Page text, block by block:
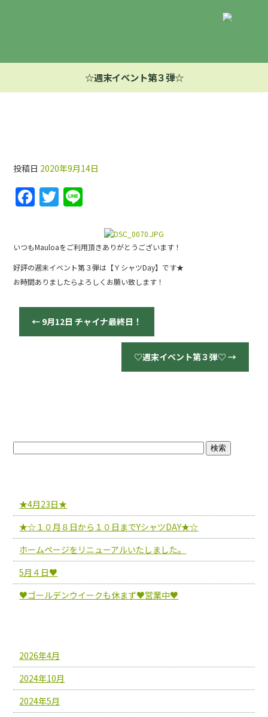
☆週末イベント第３弾☆
投稿日 2020年9月14日
F
e
b
o
o
k
T
er
いつもMauloaをご利用頂きありがとうございます！
好評の週末イベント第３弾は【ＹシャツDay】です★
お時間ありましたらよろしくお願い致します！
← 9月12日 チャイナ最終日！
♡週末イベント第３弾♡ →
★4月23日★
★☆１０月８日から１０日までYシャツDAY★☆
ホームページをリニューアルいたしました。
5月４日♥
♥ゴールデンウイークも休まず♥営業中♥
2026年4月
2024年10月
2024年5月